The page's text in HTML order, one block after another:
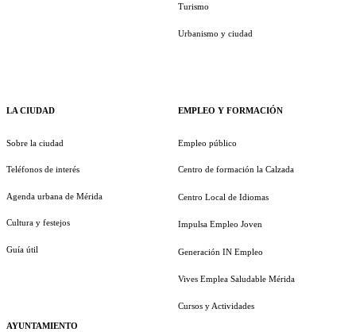
LA CIUDAD
Sobre la ciudad
Teléfonos de interés
Agenda urbana de Mérida
Cultura y festejos
Guía útil
AYUNTAMIENTO
Turismo
Urbanismo y ciudad
EMPLEO Y FORMACIÓN
Empleo público
Centro de formación la Calzada
Centro Local de Idiomas
Impulsa Empleo Joven
Generación IN Empleo
Vives Emplea Saludable Mérida
Cursos y Actividades